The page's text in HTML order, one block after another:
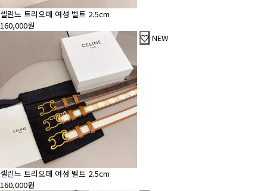
셀린느 트리오페 여성 벨트 2.5cm
160,000원
NEW
셀린느 트리오페 여성 벨트 2.5cm
160,000원